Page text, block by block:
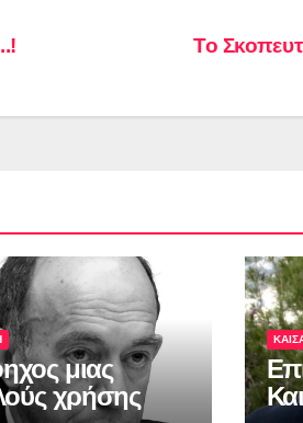
Το
μιας
χρήσης